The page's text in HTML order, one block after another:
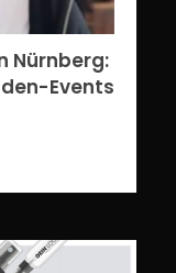
Nürnberg:
Events